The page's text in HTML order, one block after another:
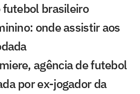
brasileiro
onde assistir aos
agência de futebol
por ex-jogador da